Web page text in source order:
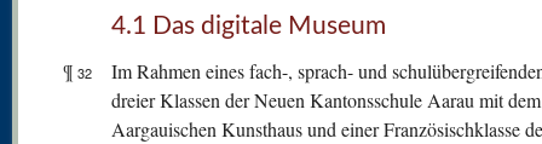
4.1 Das digitale Museum
¶ 32
Im Rahmen eines fach-, sprach- und
dreier Klassen der Neuen Kantonsschule Aarau mit dem
Aargauischen Kunsthaus und einer Französischklasse